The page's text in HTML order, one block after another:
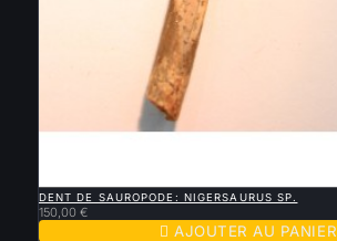
DENT DE SAUROPODE: NIGERSAURUS SP.
150,00 €
 AJOUTER AU PANIER